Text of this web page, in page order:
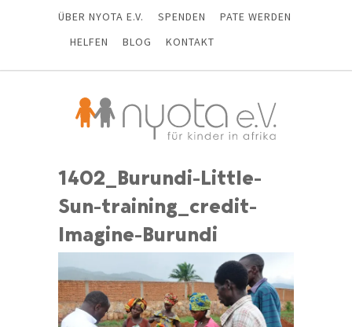
ÜBER NYOTA E.V. SPENDEN
PATE WERDEN
HELFEN
BLOG KONTAKT
1402_Burundi-Little-
Sun-training_credit-
Imagine-Burundi